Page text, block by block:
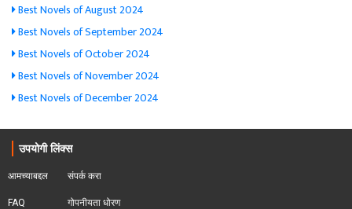
Best Novels of August 2024
Best Novels of September 2024
Best Novels of October 2024
Best Novels of November 2024
Best Novels of December 2024
उपयोगी लिंक्स
आमच्याबद्दल
FAQ
संपर्क करा
गोपनीयता धोरण